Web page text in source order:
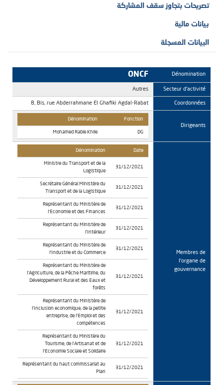
تصريحات بتجاوز سقف المشاركة
بيانات مالية
البيانات المسجلة
Dénomination
ONCF
Secteur d'activité
Autres
Coordonnées
8, Bis, rue Abderrahmane El Ghafiki Agdal-Rabat
Dirigeants
Dénomination Fonction
Mohamed Rabie Khlie DG
Membres de
l'organe de
gouvernance
Dénomination Date
Ministre du Transport et de la
Logistique
31/12/2021
Secrétaire Général Ministère du
Transport et de la Logistique
31/12/2021
Représentant du Ministère de
l'Economie et des Finances
31/12/2021
Représentant du Ministère de
l'Intérieur
31/12/2021
Représentant du Ministère de
l'Industrie et du Commerce
31/12/2021
Représentant du Ministère de
l'Agriculture, de la Pêche Maritime, du
Développement Rural et des Eaux et
forêts
31/12/2021
Représentant du Ministère de
l'Inclusion economique, de la petite
entreprise, de l'Emploi et des
compétences
31/12/2021
Représentant du Ministère du
Tourisme, de l'Artisanat et de
l'Economie Sociale et Solidaire
31/12/2021
Représentant du haut commissariat au
Plan
31/12/2021